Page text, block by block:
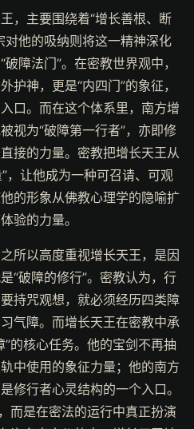
，主要围绕着“增长善根、断
对他的吸纳则将这一精神深化
障法门”。在密教世界观中，
护神，更是“内四门”的象征，
口。而在这个体系里，南方增
视为“破障第一行者”，亦即修
接的力量。密教把增长天王从
，让他成为一种可召请、可观
的形象从佛教心理学的隐喻扩
验的力量。
所以高度重视增长天王，是因
“破障的修行”。密教认为，行
持咒观想，就必须经历四类障
气障。而增长天王在密教中承
的核心任务。他的宝剑不再抽
中使用的象征力量；他的南方
修行者心灵结构的一个入口。
而是在密法的运行中真正扮演